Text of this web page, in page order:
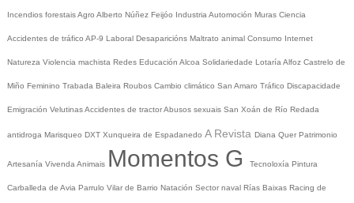
Incendios forestaisAgro Alberto Núñez Feijóo Industria Automoción Muras Ciencia
Accidentes de tráfico AP-9 Laboral Desaparicións Maltrato animal Consumo Internet
Natureza Violencia machista Redes Educación Alcoa Solidariedade Lotaría Alfoz Castrelo de
Miño Feminino Trabada Baleira Roubos Cambio climático San Amaro Tráfico Discapacidade
Emigración VelutinasAccidentes de tractorAbusos sexuais San Xoán de Río Redada
antidroga Marisqueo DXT Xunqueira de Espadanedo A Revista Diana Quer Patrimonio
Artesanía Vivenda Animais Momentos G Tecnoloxía Pintura
Carballeda de Avia Parrulo Vilar de Barrio Natación Sector naval Rías Baixas Racing de